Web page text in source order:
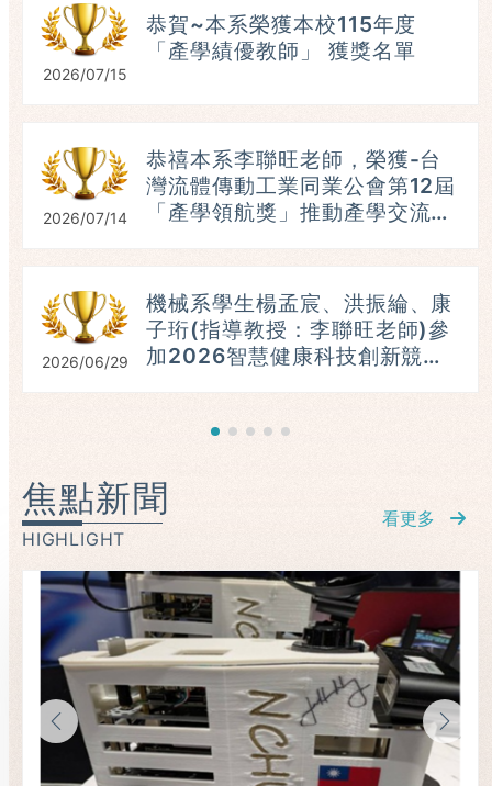
2026/07/15
恭賀~本系榮獲本校115年度
「產學績優教師」 獲獎名單
2026/07/14
恭禧本系李聯旺老師，榮獲-台
灣流體傳動工業同業公會第12屆
「產學領航獎」推動產學交流與
2026/06/29
機械系學生楊孟宸、洪振綸、康
子珩(指導教授：李聯旺老師)參
加2026智慧健康科技創新競
焦點新聞
HIGHLIGHT
看更多